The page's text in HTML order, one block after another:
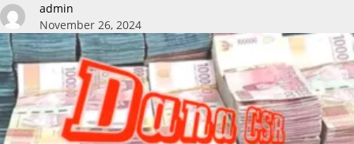
admin
November 26, 2024